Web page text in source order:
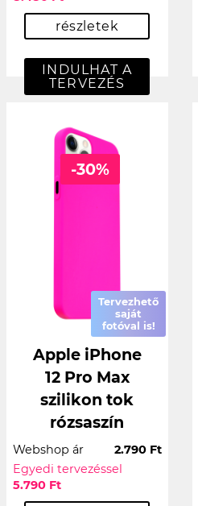
részletek
INDULHAT A
TERVEZÉS
-30%
Tervezhető
saját
fotóval is!
Apple iPhone
12 Pro Max
szilikon tok
rózsaszín
Webshop ár
2.790 Ft
Egyedi tervezéssel
5.790 Ft